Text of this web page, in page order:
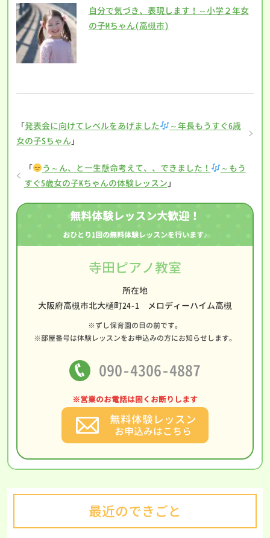
自分で気づき、表現します！～小学２年女
の子Mちゃん(高槻市)
「発表会に向けてレベルをあげました
～年長もうすぐ6歳
女の子Sちゃん 」
「 う～ん、と一生懸命考えて、、できました！
～もう
すぐ5歳女の子Kちゃんの体験レッスン 」
無料体験レッスン大歓迎！
おひとり1回の無料体験レッスンを行います♪
寺田ピアノ教室
所在地
大阪府高槻市北大樋町24-1 メロディーハイム高槻
※ずし保育園の目の前です。
※部屋番号は体験レッスンをお申込みの方にお知らせします。
090-4306-4887
※営業のお電話は固くお断りします
無料体験レッスン
お申込みはこちら
最近のできごと